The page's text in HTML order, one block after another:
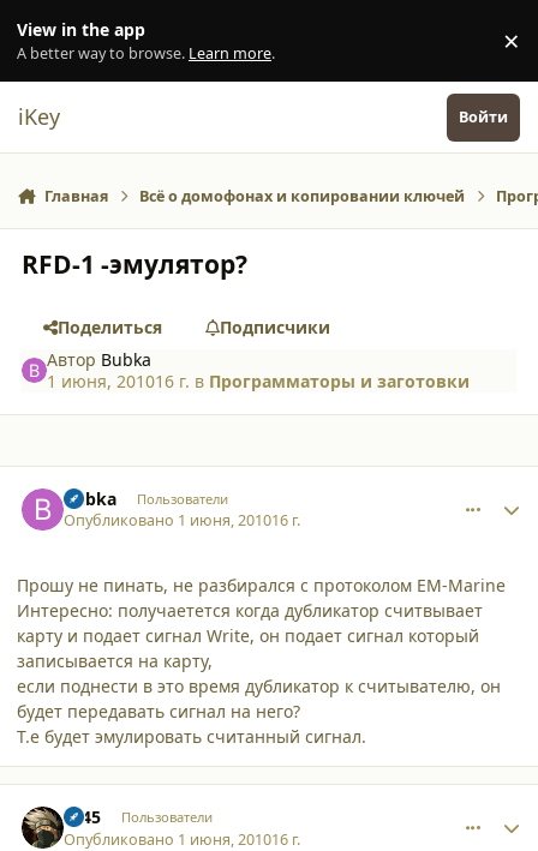
View in the app
A better way to browse. Learn more. ×
iKey Войти
Главная Всё о домофонах и копировании ключей
RFD-1 -эмулятор?
Поделиться
Подписчики
Автор Bubka
1 июня, 201016 г. в Программаторы и заготовки
Bubka Пользователи
Опубликовано 1 июня, 201016 г.
Прошу не пинать, не разбирался с протоколом EM-Marine
Интересно: получаетется когда дубликатор считвывает
карту и подает сигнал Write, он подает сигнал который
записывается на карту,
если поднести в это время дубликатор к считывателю, он
будет передавать сигнал на него?
Т.е будет эмулировать считанный сигнал.
s145 Пользователи
Опубликовано 1 июня, 201016 г.